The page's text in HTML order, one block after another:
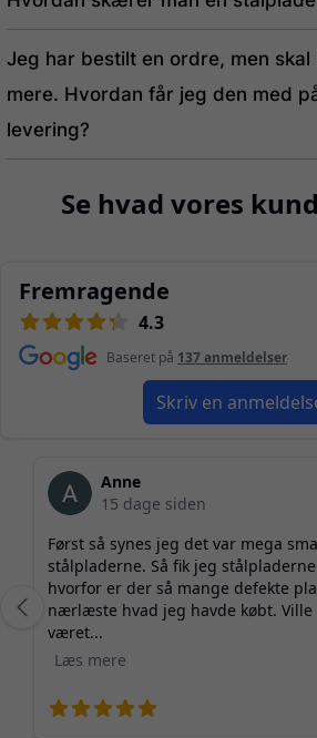
Jeg har bestilt en ordre, men
mere. Hvordan får jeg den med
levering?